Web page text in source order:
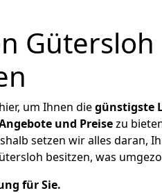
Gütersloh
um Ihnen diegünstigste
und Preisezu
setzen wir alles daran,
besitzen, was
für Sie.